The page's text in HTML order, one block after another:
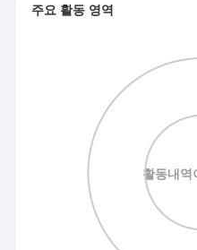
주요 활동 영역